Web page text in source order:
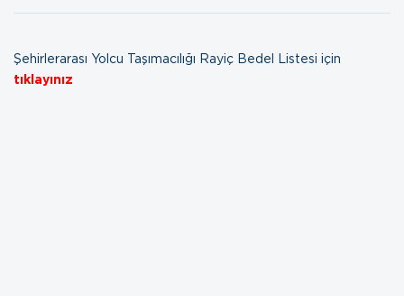
Şehirlerarası Yolcu Taşımacılığı Rayiç Bedel Listesi için
tıklayınız